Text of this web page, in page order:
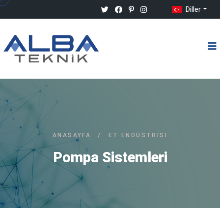
Diller
ANASAYFA / ET ENDÜSTRISI
Pompa Sistemleri